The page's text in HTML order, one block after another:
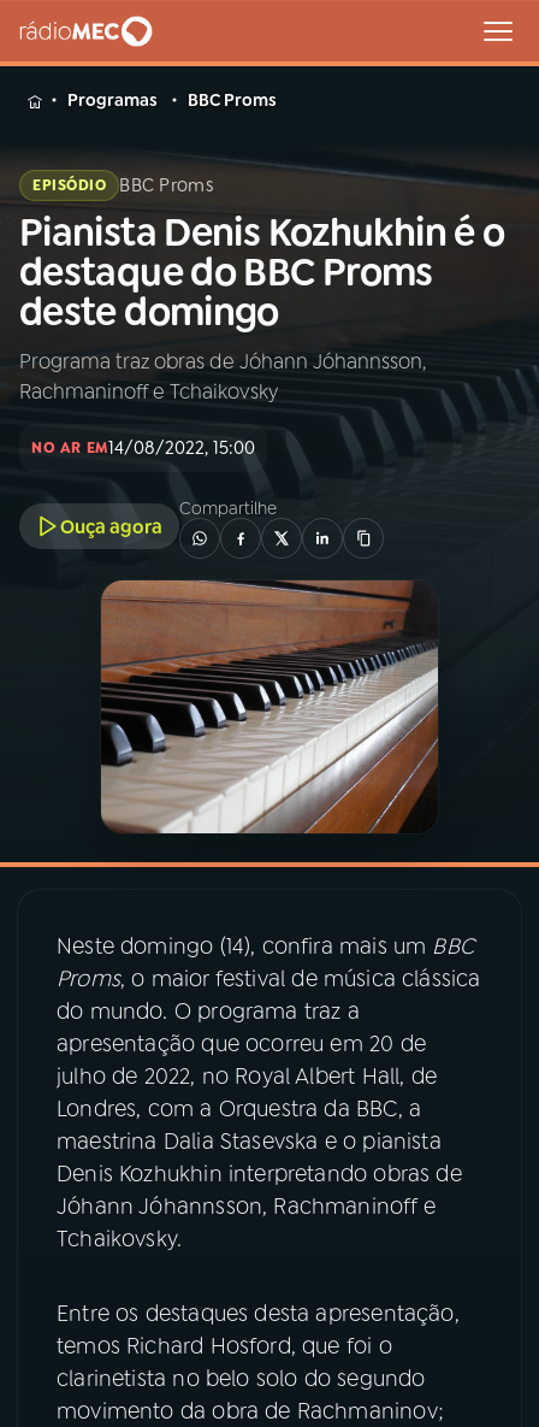
MENU
Buscar
na
Rádio
MEC
Buscar
Início AO VIVO
INÍCIO
A RÁDIO
PROGRAMAÇÃO
PROGRAMAS
PODCASTS
VIDEOCASTS
08 PRÊMIO RÁDIO MEC
ACOMPANHE A RÁDIO MEC
YouTube Facebook
Instagram
TikTok
Programas BBC Proms
EPISÓDIO BBC Proms
Pianista Denis Kozhukhin é o
destaque do BBC Proms
deste domingo
Programa traz obras de Jóhann Jóhannsson,
Rachmaninoff e Tchaikovsky
NO AR EM14/08/2022, 15:00
Ouça agora
Compartilhe
Neste domingo (14), confira mais um BBC
Proms, o maior festival de música clássica
do mundo. O programa traz a
apresentação que ocorreu em 20 de
julho de 2022, no Royal Albert Hall, de
Londres, com a Orquestra da BBC, a
maestrina Dalia Stasevska e o pianista
Denis Kozhukhin interpretando obras de
Jóhann Jóhannsson, Rachmaninoff e
Tchaikovsky.
Entre os destaques desta apresentação,
temos Richard Hosford, que foi o
clarinetista no belo solo do segundo
movimento da obra de Rachmaninov;